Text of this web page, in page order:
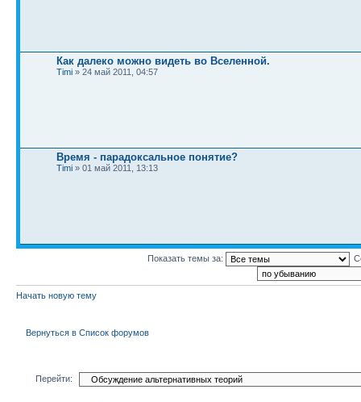
Как далеко можно видеть во Вселенной.
Timi » 24 май 2011, 04:57
Время - парадоксальное понятие?
Timi » 01 май 2011, 13:13
Показать темы за:
Начать новую тему
Вернуться в Список форумов
Перейти: